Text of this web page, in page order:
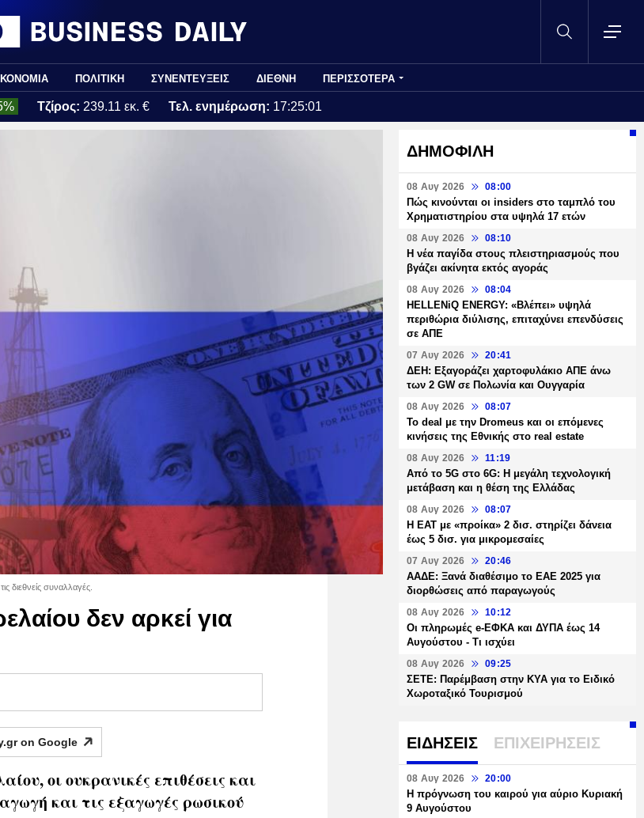
ΠΟΛΙΤΙΚΗ ΣΥΝΕΝΤΕΥΞΕΙΣ ΔΙΕΘΝΗ ΠΕΡΙΣΣΟΤΕΡΑ
Τζίρος: 239.11 εκ. € Τελ. ενημέρωση: 17:25:01
διεθνείς συναλλαγές.
δεν αρκεί για
on Google
οι ουκρανικές επιθέσεις και
και τις εξαγωγές ρωσικού
ΔΗΜΟΦΙΛΗ
08 Αυγ 2026 08:00
Πώς κινούνται οι insiders στο ταμπλό του
Χρηματιστηρίου στα υψηλά 17 ετών
08 Αυγ 2026 08:10
Η νέα παγίδα στους πλειστηριασμούς που
βγάζει ακίνητα εκτός αγοράς
08 Αυγ 2026 08:04
HELLENiQ ENERGY: «Βλέπει» υψηλά
περιθώρια διύλισης, επιταχύνει επενδύσεις
σε ΑΠΕ
07 Αυγ 2026 20:41
ΔΕΗ: Εξαγοράζει χαρτοφυλάκιο ΑΠΕ άνω
των 2 GW σε Πολωνία και Ουγγαρία
08 Αυγ 2026 08:07
Το deal με την Dromeus και οι επόμενες
κινήσεις της Εθνικής στο real estate
08 Αυγ 2026 11:19
Από το 5G στο 6G: Η μεγάλη τεχνολογική
μετάβαση και η θέση της Ελλάδας
08 Αυγ 2026 08:07
Η ΕΑΤ με «προίκα» 2 δισ. στηρίζει δάνεια
έως 5 δισ. για μικρομεσαίες
07 Αυγ 2026 20:46
ΑΑΔΕ: Ξανά διαθέσιμο το ΕΑΕ 2025 για
διορθώσεις από παραγωγούς
08 Αυγ 2026 10:12
Οι πληρωμές e-ΕΦΚΑ και ΔΥΠΑ έως 14
Αυγούστου - Τι ισχύει
08 Αυγ 2026 09:25
ΣΕΤΕ: Παρέμβαση στην ΚΥΑ για το Ειδικό
Χωροταξικό Τουρισμού
ΕΙΔΗΣΕΙΣ ΕΠΙΧΕΙΡΗΣΕΙΣ
08 Αυγ 2026 20:00
Η πρόγνωση του καιρού για αύριο Κυριακή
9 Αυγούστου